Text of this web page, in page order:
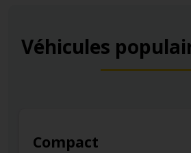
Véhicules
Compact